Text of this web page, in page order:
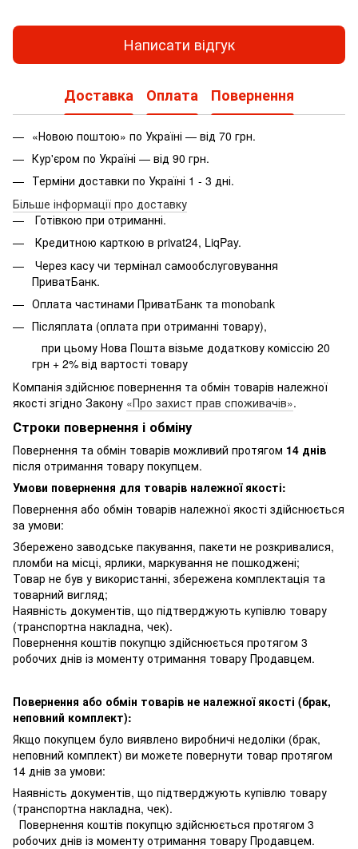
Написати відгук
Доставка Оплата Повернення
«Новою поштою» по Україні — від 70 грн.
Кур'єром по Україні — від 90 грн.
Терміни доставки по Україні 1 - 3 дні.
Більше інформації про доставку
Готівкою при отриманні.
Кредитною карткою в privat24, LiqPay.
Через касу чи термінал самообслуговування
ПриватБанк.
Оплата частинами ПриватБанк та monobank
Післяплата (оплата при отриманні товару),
при цьому Нова Пошта візьме додаткову коміссію 20
грн + 2% від вартості товару
Компанія здійснює повернення та обмін товарів належної
якості згідно Закону «Про захист прав споживачів».
Строки повернення і обміну
Повернення та обмін товарів можливий протягом 14 днів
після отримання товару покупцем.
Умови повернення для товарів належної якості:
Повернення або обмін товарів належної якості здійснюється
за умови:
Збережено заводське пакування, пакети не розкривалися,
пломби на місці, ярлики, маркування не пошкоджені;
Товар не був у використанні, збережена комплектація та
товарний вигляд;
Наявність документів, що підтверджують купівлю товару
(транспортна накладна, чек).
Повернення коштів покупцю здійснюється протягом 3
робочих днів із моменту отримання товару Продавцем.
Повернення або обмін товарів не належної якості (брак,
неповний комплект):
Якщо покупцем було виявлено виробничі недоліки (брак,
неповний комплект) ви можете повернути товар протягом
14 днів за умови:
Наявність документів, що підтверджують купівлю товару
(транспортна накладна, чек).
Повернення коштів покупцю здійснюється протягом 3
робочих днів із моменту отримання товару Продавцем.